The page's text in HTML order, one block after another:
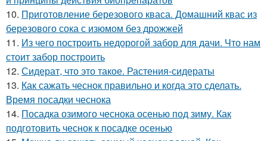
10. Приготовление березового кваса. Домашний квас из
березового сока с изюмом без дрожжей
11. Из чего построить недорогой забор для дачи. Что нам
стоит забор построить
12. Сидерат, что это такое. Растения-сидераты
13. Как сажать чеснок правильно и когда это сделать.
Время посадки чеснока
14. Посадка озимого чеснока осенью под зиму. Как
подготовить чеснок к посадке осенью